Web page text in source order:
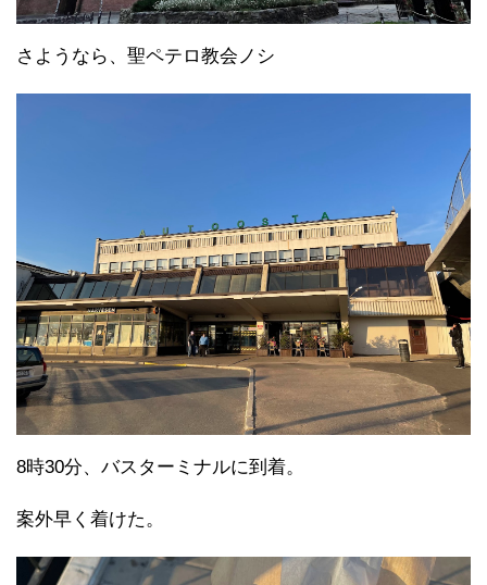
さようなら、聖ペテロ教会ノシ
8時30分、バスターミナルに到着。
案外早く着けた。